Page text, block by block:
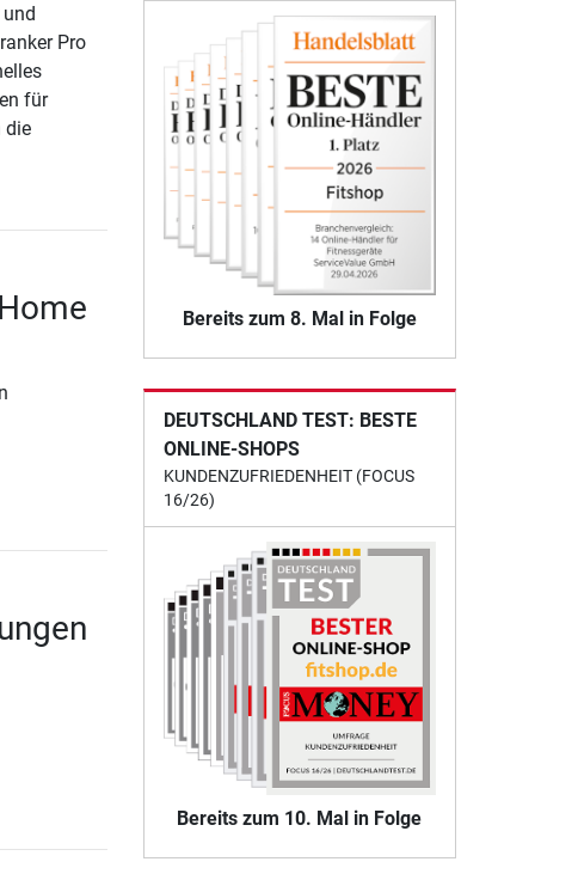
Pro
für
die
Bereits zum 8. Mal in Folge
DEUTSCHLAND TEST: BESTE
ONLINE-SHOPS
KUNDENZUFRIEDENHEIT (FOCUS
16/26)
Bereits zum 10. Mal in Folge